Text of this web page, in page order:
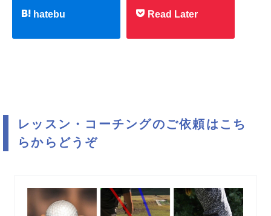
hatebu Read Later
レッスン・コーチングのご依頼はこち
らからどうぞ